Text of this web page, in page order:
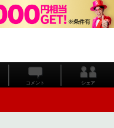
コメント シェア